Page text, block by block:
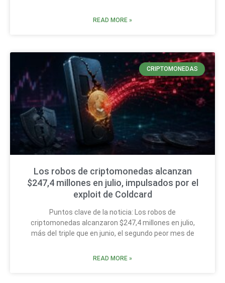
READ MORE »
CRIPTOMONEDAS
Los robos de criptomonedas alcanzan
$247,4 millones en julio, impulsados por el
exploit de Coldcard
Puntos clave de la noticia: Los robos de
criptomonedas alcanzaron $247,4 millones en julio,
más del triple que en junio, el segundo peor mes de
READ MORE »